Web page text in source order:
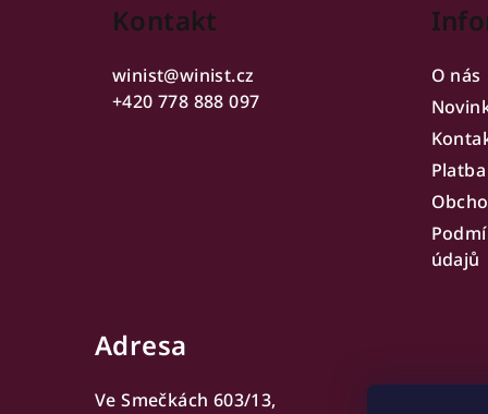
Kontakt
winist@winist.cz
+420 778 888 097
O nás
údajů
Adresa
Ve Smečkách 603/13,